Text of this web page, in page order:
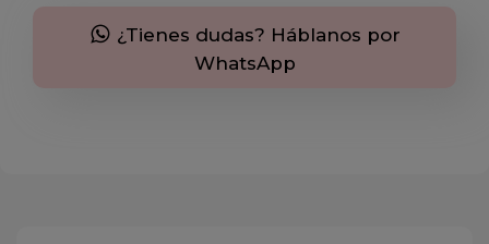
¿Tienes dudas? Háblanos por
WhatsApp